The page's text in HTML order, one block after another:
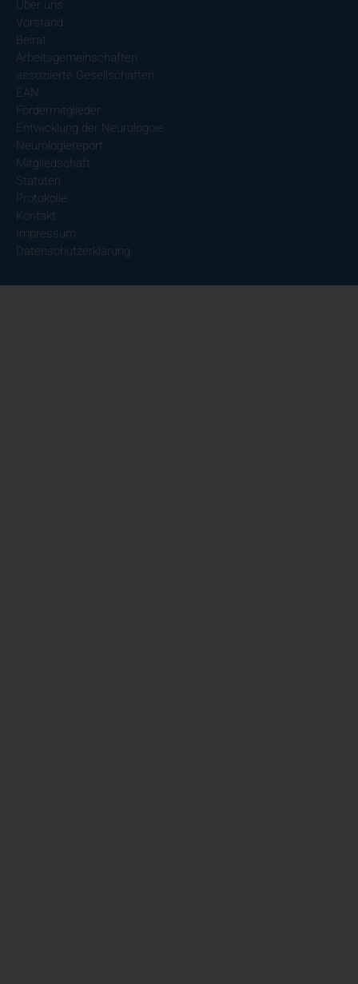
Über uns
Vorstand
Beirat
Arbeitsgemeinschaften
assoziierte Gesellschaften
EAN
Fördermitglieder
Entwicklung der Neurologoie
Neurologiereport
Mitgliedschaft
Statuten
Protokolle
Kontakt
Impressum
Datenschutzerklärung